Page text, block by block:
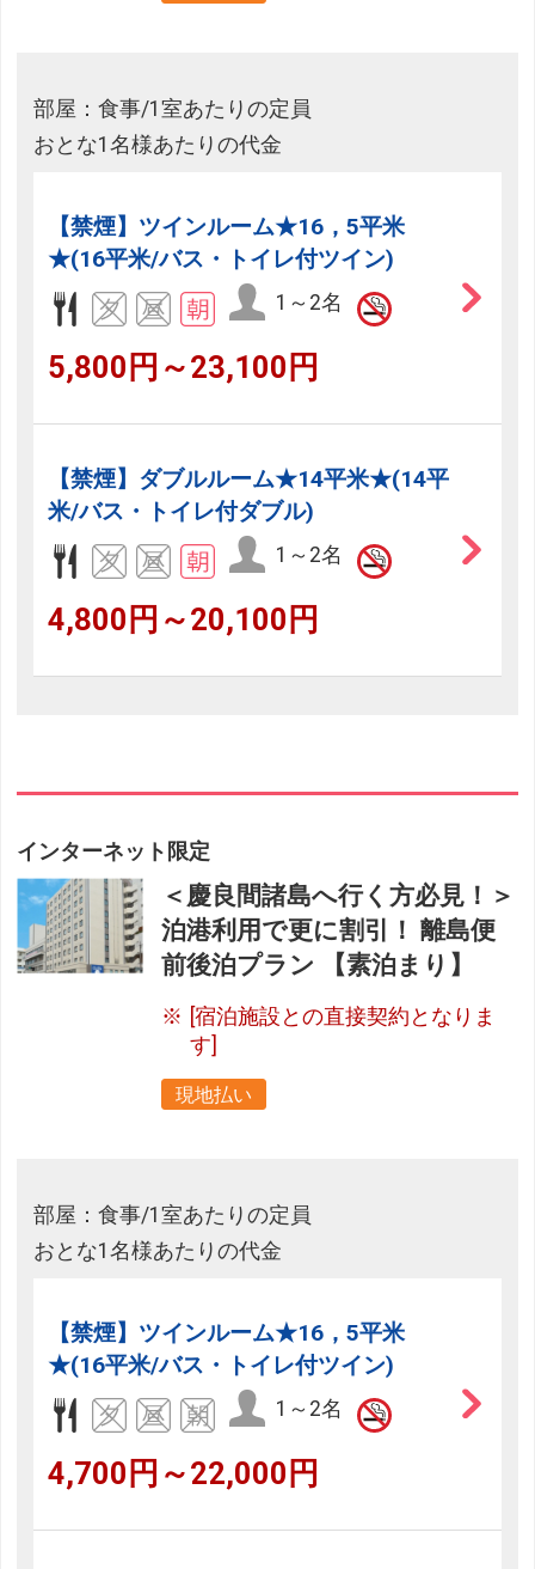
部屋：食事/1室あたりの定員
おとな1名様あたりの代金
【禁煙】ツインルーム★16，5平米
★(16平米/バス・トイレ付ツイン)
1～2名
5,800円～23,100円
【禁煙】ダブルルーム★14平米★(14平
米/バス・トイレ付ダブル)
1～2名
4,800円～20,100円
インターネット限定
＜慶良間諸島へ行く方必見！＞
泊港利用で更に割引！ 離島便
前後泊プラン 【素泊まり】
[宿泊施設との直接契約となりま
す]
現地払い
部屋：食事/1室あたりの定員
おとな1名様あたりの代金
【禁煙】ツインルーム★16，5平米
★(16平米/バス・トイレ付ツイン)
1～2名
4,700円～22,000円